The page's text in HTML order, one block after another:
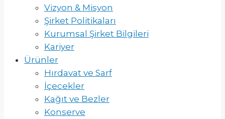
Vizyon & Misyon
Şirket Politikaları
Kurumsal Şirket Bilgileri
Kariyer
Ürünler
Hırdavat ve Sarf
İçecekler
Kağıt ve Bezler
Konserve